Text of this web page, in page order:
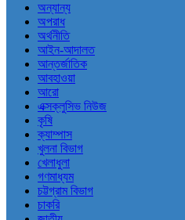
অন্যান্য
অপরাধ
অর্থনীতি
আইন-আদালত
আন্তর্জাতিক
আবহাওয়া
আরো
এক্সক্লুসিভ নিউজ
কৃষি
ক্যাম্পাস
খুলনা বিভাগ
খেলাধুলা
গণমাধ্যম
চট্টগ্রাম বিভাগ
চাকরি